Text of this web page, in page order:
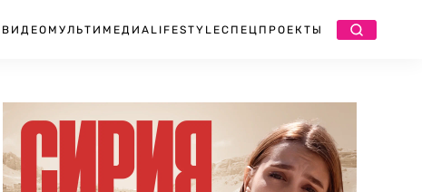
ВИДЕО МУЛЬТИМЕДИА LIFESTYLEСПЕЦПРОЕКТЫ